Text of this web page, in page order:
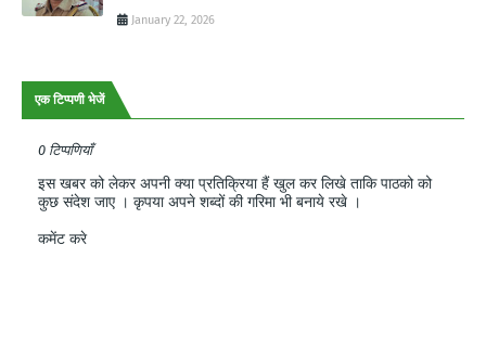
January 22, 2026
एक टिप्पणी भेजें
0 टिप्पणियाँ
इस खबर को लेकर अपनी क्या प्रतिक्रिया हैं खुल कर लिखे ताकि पाठको को
कुछ संदेश जाए । कृपया अपने शब्दों की गरिमा भी बनाये रखे ।
कमेंट करे